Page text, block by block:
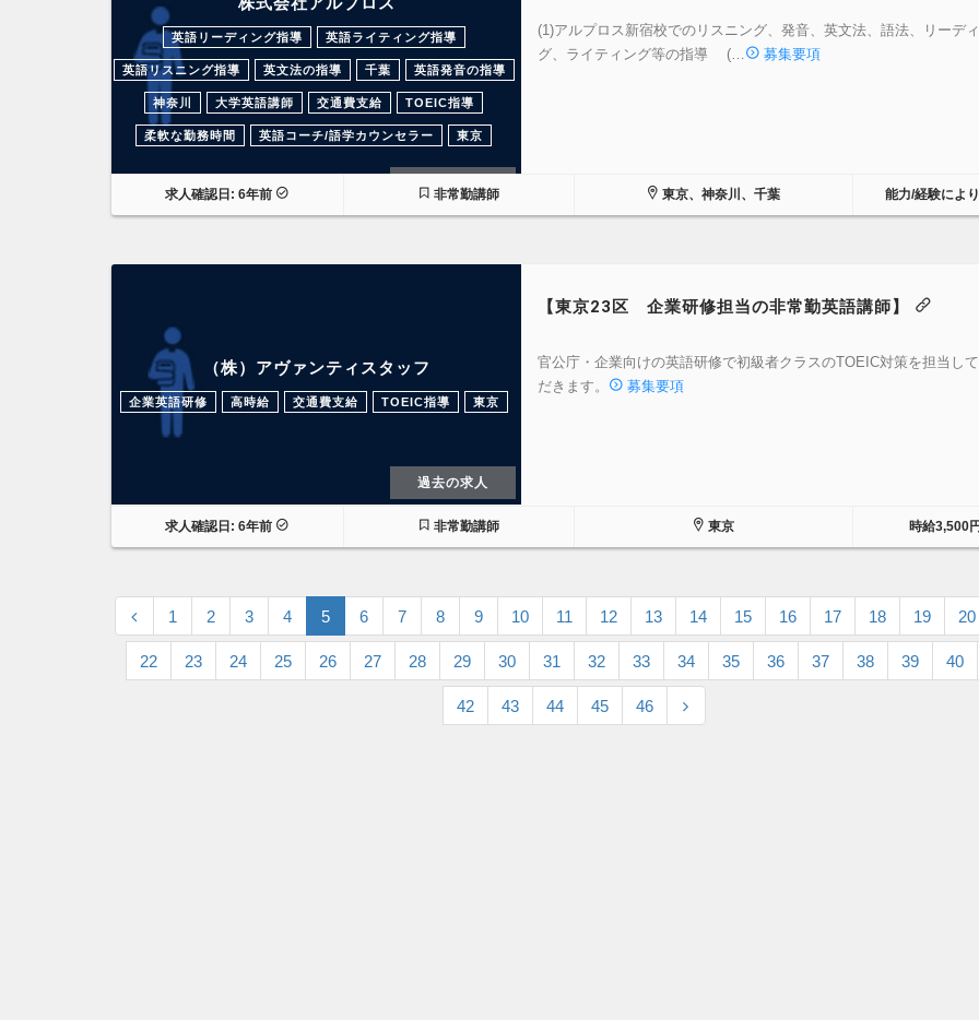
英語リーディング指導 英語ライティング指導
英語リスニング指導 英文法の指導 千葉 英語発音の指導
神奈川 大学英語講師 交通費支給 TOEIC指導
柔軟な勤務時間 英語コーチ/語学カウンセラー 東京
過去の求人
(1)アルプロス新宿校でのリスニング、発音、英文法、語法、リーデ
グ、ライティング等の指導 (…
募集要項
求人確認日: 6年前 非常勤講師 東京、神奈川、千葉 能力/経験によ
（株）アヴァンティスタッフ
企業英語研修 高時給 交通費支給 TOEIC指導 東京
過去の求人
【東京23区 企業研修担当の非常勤英語講師】
官公庁・企業向けの英語研修で初級者クラスのTOEIC対策を担当し
だきます。
募集要項
求人確認日: 6年前 非常勤講師 東京 時給3,500円
1 2 3 4 5 6 7 8 9 10 11 12 13 14 15 16 17 18 19 20
22 23 24 25 26 27 28 29 30 31 32 33 34 35 36 37 38 39 40
42 43 44 45 46